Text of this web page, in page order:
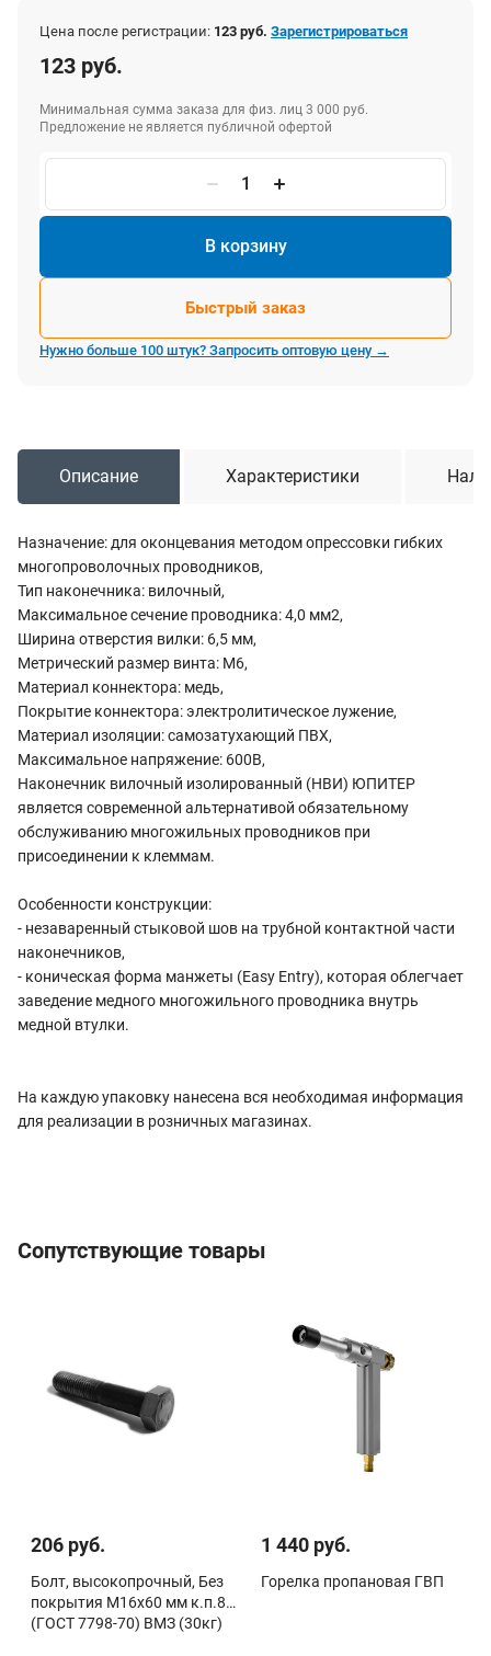
Цена после регистрации: 123 руб. Зарегистрироваться
123 руб.
Минимальная сумма заказа для физ. лиц 3 000 руб.
Предложение не является публичной офертой
В корзину
Быстрый заказ
Нужно больше 100 штук? Запросить оптовую цену →
Описание Характеристики
Назначение: для оконцевания методом опрессовки гибких
многопроволочных проводников,
Тип наконечника: вилочный,
Максимальное сечение проводника: 4,0 мм2,
Ширина отверстия вилки: 6,5 мм,
Метрический размер винта: M6,
Материал коннектора: медь,
Покрытие коннектора: электролитическое лужение,
Материал изоляции: самозатухающий ПВХ,
Максимальное напряжение: 600В,
Наконечник вилочный изолированный (НВИ) ЮПИТЕР
является современной альтернативой обязательному
обслуживанию многожильных проводников при
присоединении к клеммам.
Особенности конструкции:
- незаваренный стыковой шов на трубной контактной части
наконечников,
- коническая форма манжеты (Easy Entry), которая облегчает
заведение медного многожильного проводника внутрь
медной втулки.
На каждую упаковку нанесена вся необходимая информация
для реализации в розничных магазинах.
Сопутствующие товары
206 руб.
Болт, высокопрочный, Без
покрытия М16х60 мм к.п.8.8
(ГОСТ 7798-70) ВМЗ (30кг)
1 440 руб.
Горелка пропановая ГВП